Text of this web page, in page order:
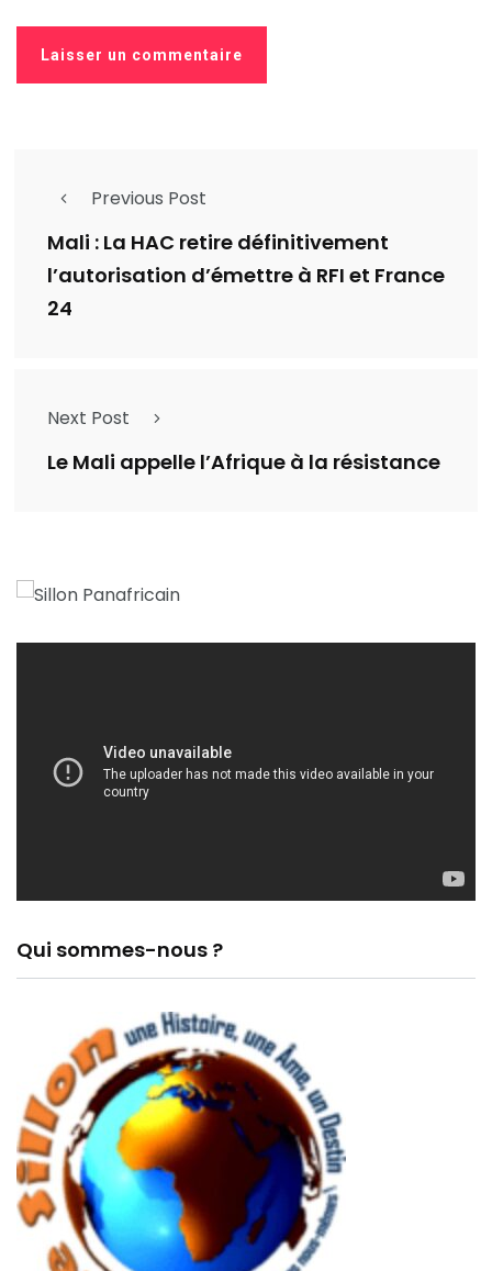
Previous Post
Mali : La HAC retire définitivement
l’autorisation d’émettre à RFI et France
24
Next Post
Le Mali appelle l’Afrique à la résistance
Qui sommes-nous ?